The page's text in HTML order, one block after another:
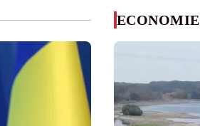
ECONOMIE